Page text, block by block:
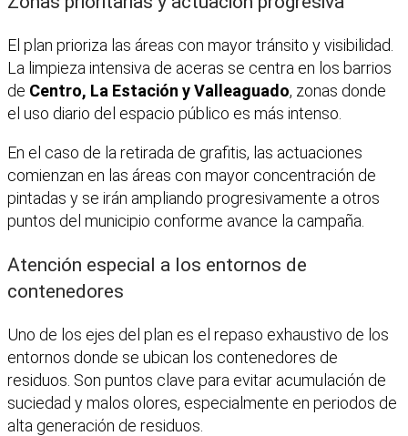
El plan prioriza las áreas con mayor tránsito y visibilidad.
La limpieza intensiva de aceras se centra en los barrios
de Centro, La Estación y Valleaguado, zonas donde
el uso diario del espacio público es más intenso.
En el caso de la retirada de grafitis, las actuaciones
comienzan en las áreas con mayor concentración de
pintadas y se irán ampliando progresivamente a otros
puntos del municipio conforme avance la campaña.
Atención especial a los entornos de
contenedores
Uno de los ejes del plan es el repaso exhaustivo de los
entornos donde se ubican los contenedores de
residuos. Son puntos clave para evitar acumulación de
suciedad y malos olores, especialmente en periodos de
alta generación de residuos.